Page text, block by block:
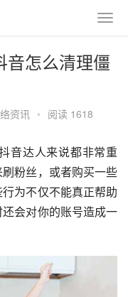
音怎么清理僵
资讯 • 阅读 1618
音达人来说都非常重
粉丝，或者购买一些
为不仅不能真正帮助
会对你的账号造成一